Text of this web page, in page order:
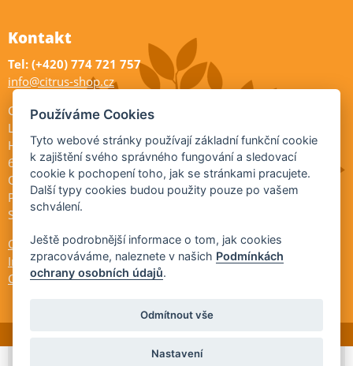
Kontakt
Tel: (+420) 774 721 757
info@citrus-shop.cz
Citrus shop zahradnictví
Legionářů 2
Hodonín
695 01
Otevřeno:
Po-Pá 9-17
So 9-11:30
Ochrana osobních údajů
Informace ÚKZÚZ
Cookies
Používáme Cookies
Tyto webové stránky používají základní funkční cookie
k zajištění svého správného fungování a sledovací
cookie k pochopení toho, jak se stránkami pracujete.
Další typy cookies budou použity pouze po vašem
schválení.
Ještě podrobnější informace o tom, jak cookies
zpracováváme, naleznete v našich Podmínkách
ochrany osobních údajů.
Odmítnout vše
Nastavení